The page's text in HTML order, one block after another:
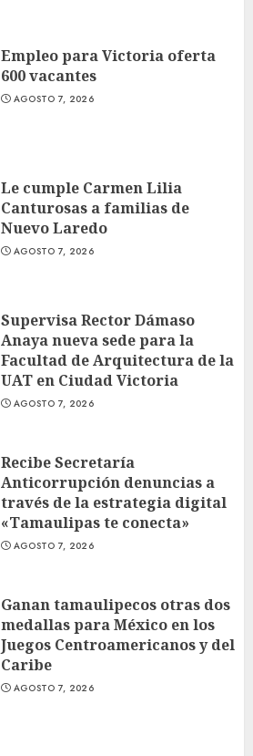
Empleo para Victoria oferta
600 vacantes
AGOSTO 7, 2026
Le cumple Carmen Lilia
Canturosas a familias de
Nuevo Laredo
AGOSTO 7, 2026
Supervisa Rector Dámaso
Anaya nueva sede para la
Facultad de Arquitectura de la
UAT en Ciudad Victoria
AGOSTO 7, 2026
Recibe Secretaría
Anticorrupción denuncias a
través de la estrategia digital
«Tamaulipas te conecta»
AGOSTO 7, 2026
Ganan tamaulipecos otras dos
medallas para México en los
Juegos Centroamericanos y del
Caribe
AGOSTO 7, 2026